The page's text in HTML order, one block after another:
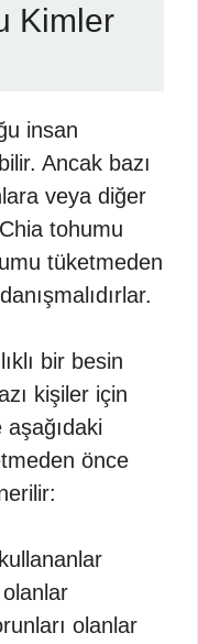
Kimler
insan
Ancak bazı
veya diğer
tohumu
tüketmeden
bir besin
kişiler için
önce
olanlar